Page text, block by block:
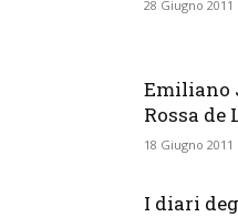
28 Giugno 2011
Emiliano
Rossa de
18 Giugno 2011
I diari